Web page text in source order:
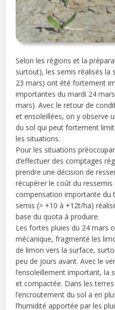
Selon les régions et la
surtout), les semis réalisés la
23 mars) ont été fortement
importantes du mardi 24
mars). Avec le retour de
et ensoleillées, on y observe
du sol qui peut fortement
les situations.
Pour les situations
d’effectuer des comptages
prendre une décision de
récupérer le coût du
compensation importante du
semis (> +10 à +12t/ha)
base du quota à produire.
Les fortes pluies du 24 mars
mécanique, fragmenté les
de limon vers la surface,
peu de jours avant. Avec le
l’ensoleillement important, la
et compactée. Dans les
l’encroutement du sol a en
l’humidité apportée par les